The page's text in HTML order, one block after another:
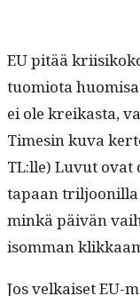
EU pitää
tuomio­ta
ei ole kreikas­ta,
Timesin kuva
TL:lle) Luvut
tapaan triljoonil­la
minkä päivän
isom­man
Jos velkaiset EU-